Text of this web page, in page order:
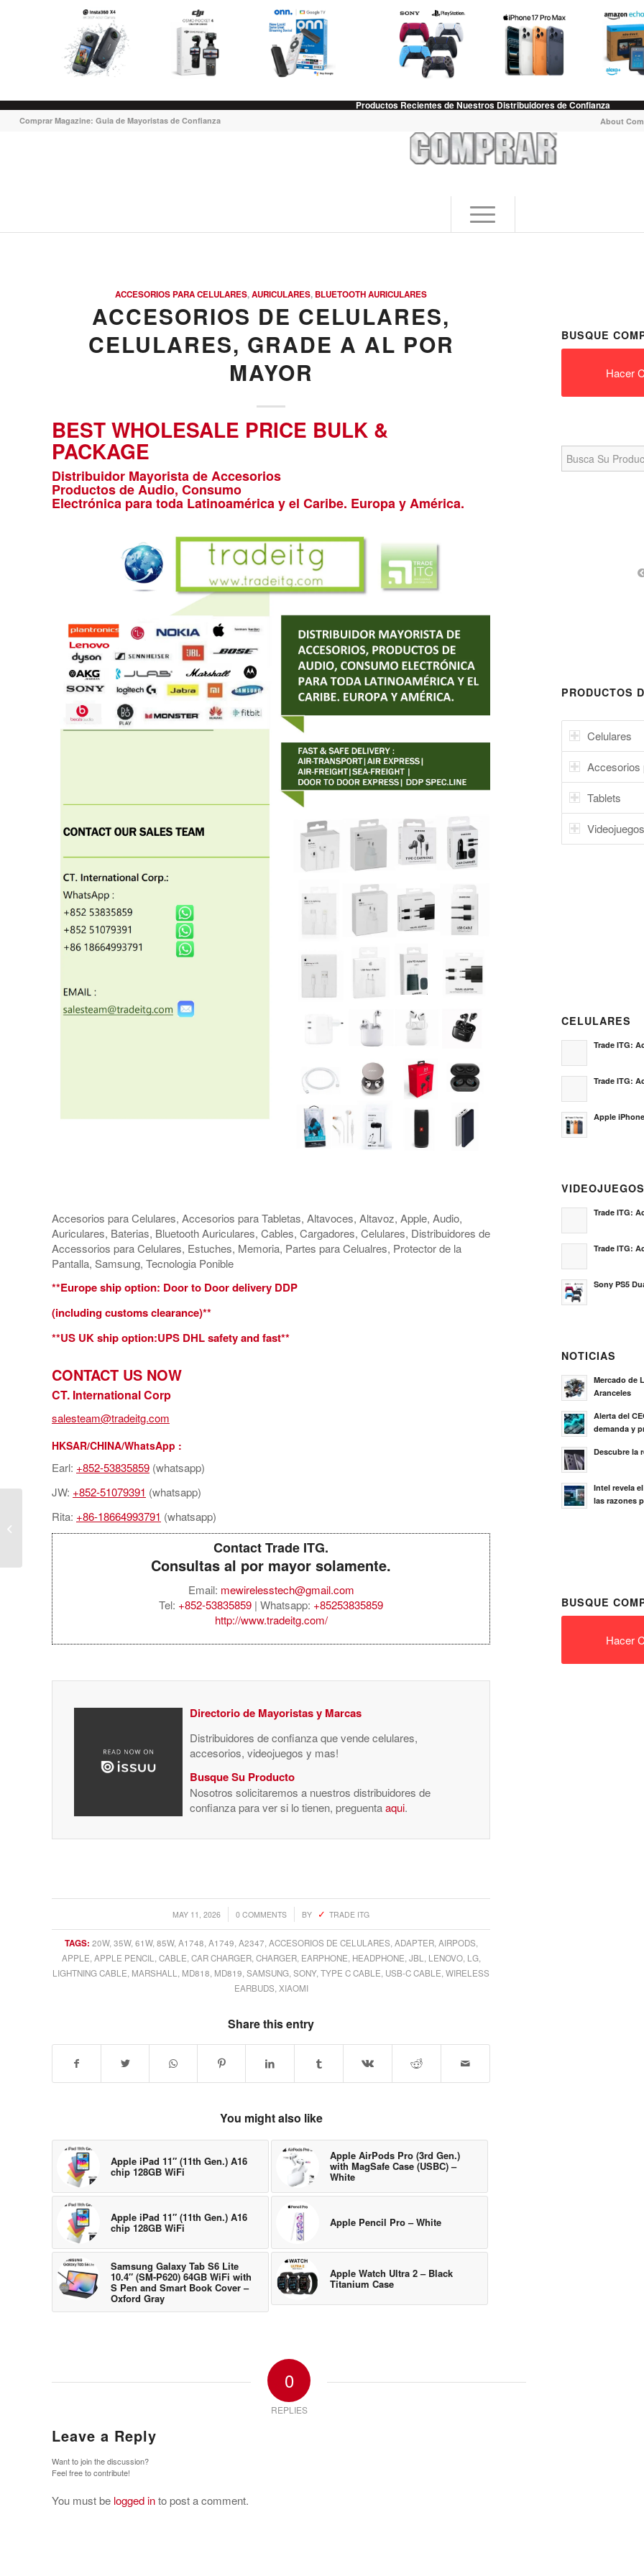
Productos Recientes de Nuestros Distribuidores de Confianza
About
Comprar Magazine: Guia de Mayoristas de Confianza
ACCESORIOS PARA CELULARES,AURICULARES, BLUETOOTH AURICULARES
ACCESORIOS DE CELULARES,
CELULARES, GRADE A AL POR
MAYOR
BEST WHOLESALE PRICE BULK &
PACKAGE
Distribuidor Mayorista de Accesorios
Productos de Audio, Consumo
Electrónica para toda Latinoamérica y el Caribe. Europa y América.
Accesorios para Celulares, Accesorios para Tabletas, Altavoces, Altavoz, Apple, Audio,
Auriculares, Baterias, Bluetooth Auriculares, Cables, Cargadores, Celulares, Distribuidores de
Accessorios para Celulares, Estuches, Memoria, Partes para Celualres, Protector de la
Pantalla, Samsung, Tecnologia Ponible
**Europe ship option: Door to Door delivery DDP
(including customs clearance)**
​**US UK ship option:UPS DHL safety and fast**
CONTACT US NOW
CT. International Corp
salesteam@tradeitg.com
HKSAR/CHINA/WhatsApp :
Earl: +852-53835859 (whatsapp)
JW: +852-51079391 (whatsapp)
Rita: +86-18664993791 (whatsapp)
Contact Trade ITG.
Consultas al por mayor solamente.
Email: mewirelesstech@gmail.com
Tel: +852-53835859 | Whatsapp: +85253835859
http://www.tradeitg.com/
Directorio de Mayoristas y Marcas
Distribuidores de confianza que vende celulares,
accesorios, videojuegos y mas!
Busque Su Producto
Nosotros solicitaremos a nuestros distribuidores de
confianza para ver si lo tienen, preguentaaqui.
MAY 11, 2026
/ 0 COMMENTS
/ BY TRADE ITG
TAGS: 20W, 35W, 61W, 85W, A1748 A1749 A2347 ACCESORIOS DE CELULARES ADAPTER, AIRPODS
APPLE APPLE PENCIL CABLE CAR CHARGER, CHARGER, EARPHONE HEADPHONE JBL LENOVO, LG,
LIGHTNING CABLE MARSHALL MD818 MD819 SAMSUNG SONY, TYPE C CABLE USB-C CABLE WIRELESS
EARBUDS XIAOMI
Share this entry
You might also like
Apple iPad 11″ (11th Gen.) A16
chip 128GB WiFi
Apple AirPods Pro (3rd Gen.)
with MagSafe Case (USBC) –
White
Apple iPad 11″ (11th Gen.) A16
chip 128GB WiFi Apple Pencil Pro – White
Samsung Galaxy Tab S6 Lite
10.4″ (SM-P620) 64GB WiFi with
S Pen and Smart Book Cover –
Oxford Gray
Apple Watch Ultra 2 – Black
Titanium Case
0
REPLIES
Leave a Reply
Want to join the discussion?
Feel free to contribute!
You must be logged into post a comment.
BUSQUE
Hacer
Search
for:
PRODUCTOS
Celulares
Accesorios
Tablets
Videojuegos
CELULARES
Trade ITG:
Trade ITG:
Apple
VIDEOJUEGOS
Trade ITG:
Trade ITG:
Sony PS5
NOTICIAS
Mercado de
Aranceles
Alerta del
demanda y
Descubre la
Intel revela
las razones
BUSQUE
Hacer
Apple AirPods Pro (3rd
Case (USBC) – White